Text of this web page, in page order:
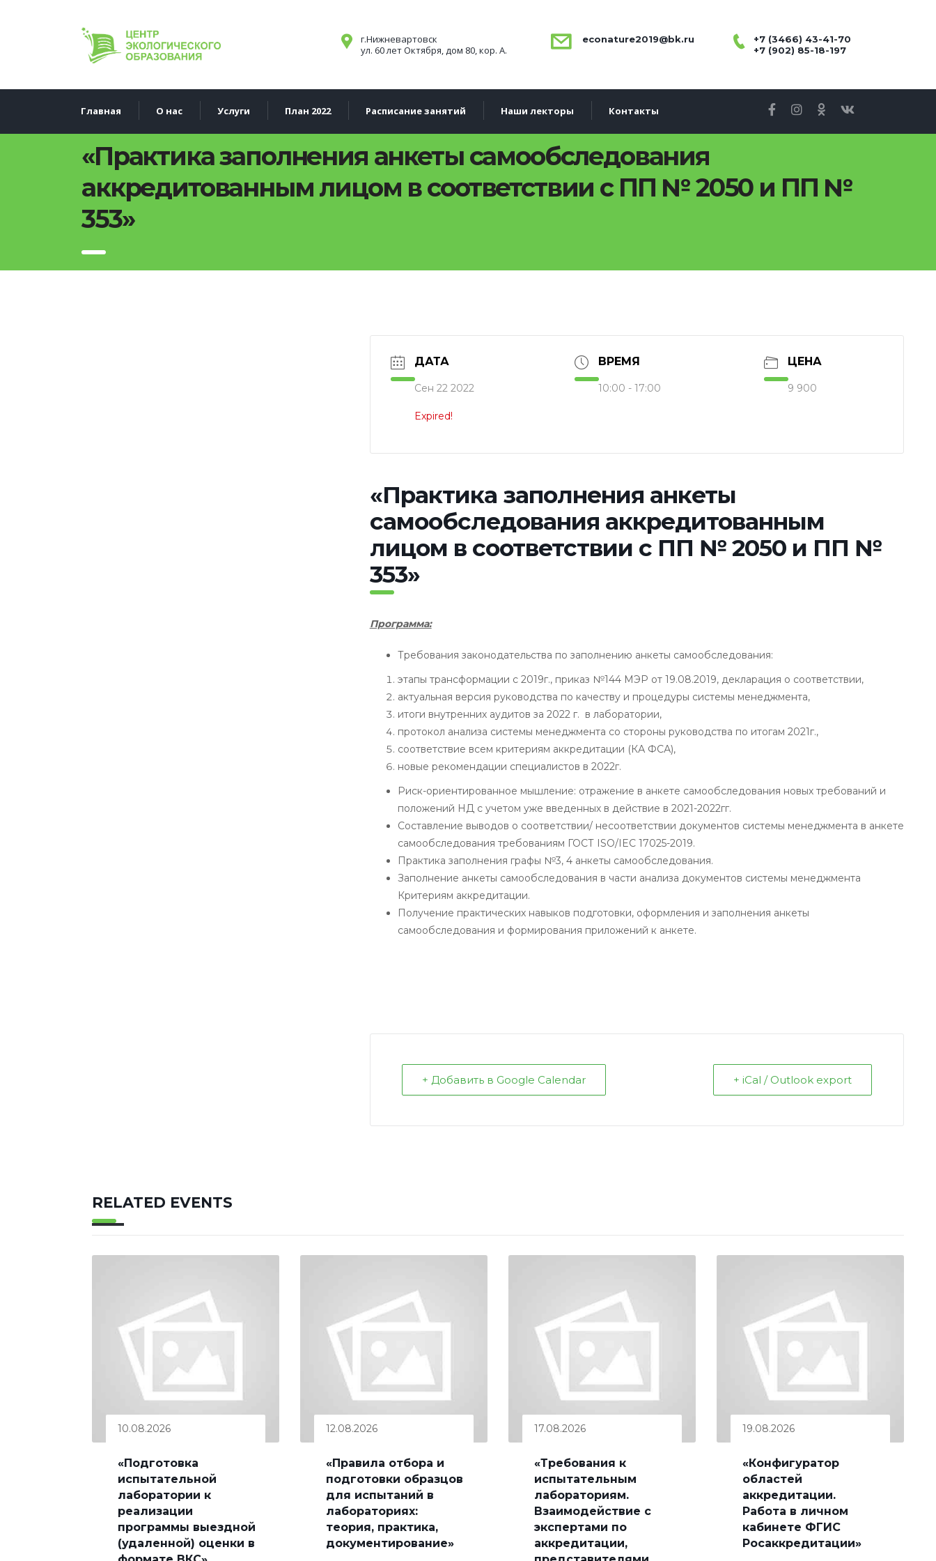
+7 (3466) 43-41-70
+7 (902) 85-18-197
econature2019@bk.ru
г.Нижневартовск
ул. 60 лет Октября, дом 80, кор. А.
Главная О нас Услуги План 2022 Расписание занятий Наши лекторы Контакты
«Практика заполнения анкеты самообследования
аккредитованным лицом в соответствии с ПП № 2050 и ПП №
353»
ДАТА
Сен 22 2022
Expired!
ВРЕМЯ
10:00 - 17:00
ЦЕНА
9 900
«Практика заполнения анкеты
самообследования аккредитованным
лицом в соответствии с ПП № 2050 и ПП №
353»
Программа:
Требования законодательства по заполнению анкеты самообследования:
этапы трансформации с 2019г., приказ №144 МЭР от 19.08.2019, декларация о соответствии,
актуальная версия руководства по качеству и процедуры системы менеджмента,
итоги внутренних аудитов за 2022 г. в лаборатории,
протокол анализа системы менеджмента со стороны руководства по итогам 2021г.,
соответствие всем критериям аккредитации (КА ФСА),
новые рекомендации специалистов в 2022г.
Риск-ориентированное мышление: отражение в анкете самообследования новых требований и
положений НД с учетом уже введенных в действие в 2021-2022гг.
Составление выводов о соответствии/ несоответствии документов системы менеджмента в анкете
самообследования требованиям ГОСТ ISO/IEC 17025-2019.
Практика заполнения графы №3, 4 анкеты самообследования.
Заполнение анкеты самообследования в части анализа документов системы менеджмента
Критериям аккредитации.
Получение практических навыков подготовки, оформления и заполнения анкеты
самообследования и формирования приложений к анкете.
+ Добавить в Google Calendar + iCal / Outlook export
RELATED EVENTS
10.08.2026
«Подготовка
испытательной
лаборатории к
реализации
программы выездной
(удаленной) оценки в
12.08.2026
«Правила отбора и
подготовки образцов
для испытаний в
лабораториях:
теория, практика,
документирование»
17.08.2026
«Требования к
испытательным
лабораториям.
Взаимодействие с
экспертами по
аккредитации,
19.08.2026
«Конфигуратор
областей
аккредитации.
Работа в личном
кабинете ФГИС
Росаккредитации»